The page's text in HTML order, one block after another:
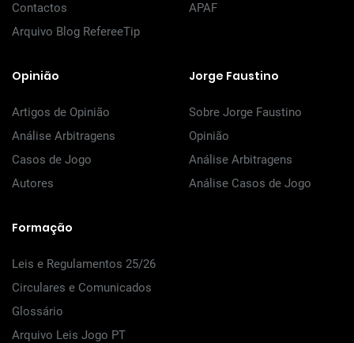
Contactos
Arquivo Blog RefereeTip
APAF
Opinião
Artigos de Opinião
Análise Arbitragens
Casos de Jogo
Autores
Jorge Faustino
Sobre Jorge Faustino
Opinião
Análise Arbitragens
Análise Casos de Jogo
Formação
Leis e Regulamentos 25/26
Circulares e Comunicados
Glossário
Arquivo Leis Jogo PT